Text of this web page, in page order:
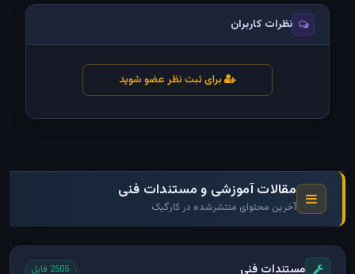
نظرات کاربران
برای ثبت نظر عضو شوید
مقالات آموزشی و مستندات فنی
آخرین محتوای منتشرشده در کارگیک
مستندات فنی 2505 فایل